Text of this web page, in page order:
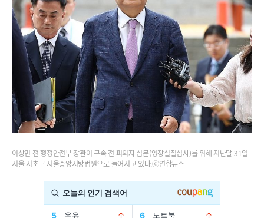
이상민 전 행정안전부 장관이 구속 전 피의자 심문(영장실질심사)를 위해 지난달 31일
서울 서초구 서울중앙지방법원으로 들어서고 있다.ⓒ연합뉴스